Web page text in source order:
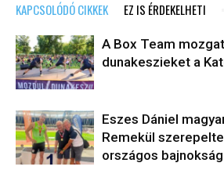
KAPCSOLÓDÓ CIKKEK EZ IS ÉRDEKELHETI
A Box Team
dunakeszieket a
Eszes Dániel
Remekül
országos